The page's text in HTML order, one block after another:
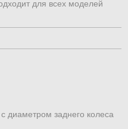
для всех моделей
диаметром заднего колеса